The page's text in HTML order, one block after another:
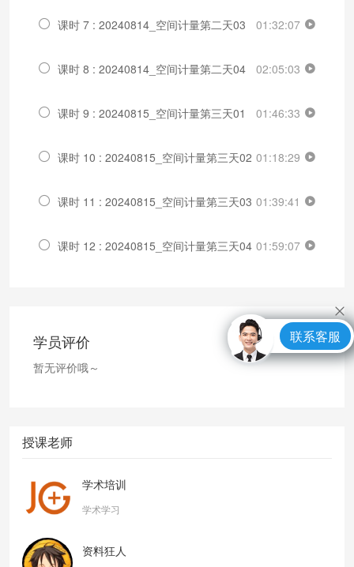
课时 7 : 20240814_空间计量第二天03 01:32:07
课时 8 : 20240814_空间计量第二天04 02:05:03
课时 9 : 20240815_空间计量第三天01 01:46:33
课时 10 : 20240815_空间计量第三天02 01:18:29
课时 11 : 20240815_空间计量第三天03 01:39:41
课时 12 : 20240815_空间计量第三天04 01:59:07
学员评价
暂无评价哦～
授课老师
学术培训
学术学习
资料狂人
联系客服